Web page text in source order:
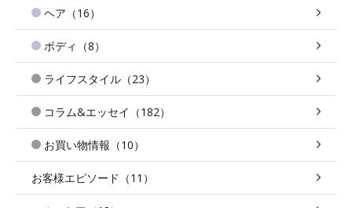
ヘア（16）
ボディ（8）
ライフスタイル（23）
コラム&エッセイ（182）
お買い物情報（10）
お客様エピソード（11）